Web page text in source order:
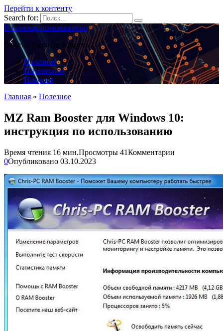
Перейти к контенту
Search for:
В помощь пользователю
Ответы на ваши вопросы
Полезное
Интересное
Новости
Главная » Полезное
MZ Ram Booster для Windows 10:
инструкция по использованию
Время чтения 16 мин.Просмотры 41Комментарии
0Опубликовано 03.10.2023